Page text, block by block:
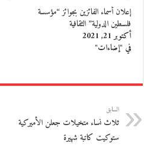
إعلان أسماء الفائزين بجوائز “مؤسسة
فلسطين الدولية” الثقافية
أكتوبر 21, 2021
في "إضاءات"
السابق
ثلاث نساء متخيلات جعلن الأميركية
ستوكيت كاتبة شهيرة